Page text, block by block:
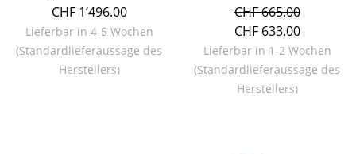
Kissen
Teppiche
Vorhänge
CHF 1’496.00
Lieferbar in 4-5 Wochen
(Standardlieferaussage des
Herstellers)
CHF 665.00
CHF 633.00
Lieferbar in 1-2 Wochen
(Standardlieferaussage des
Herstellers)